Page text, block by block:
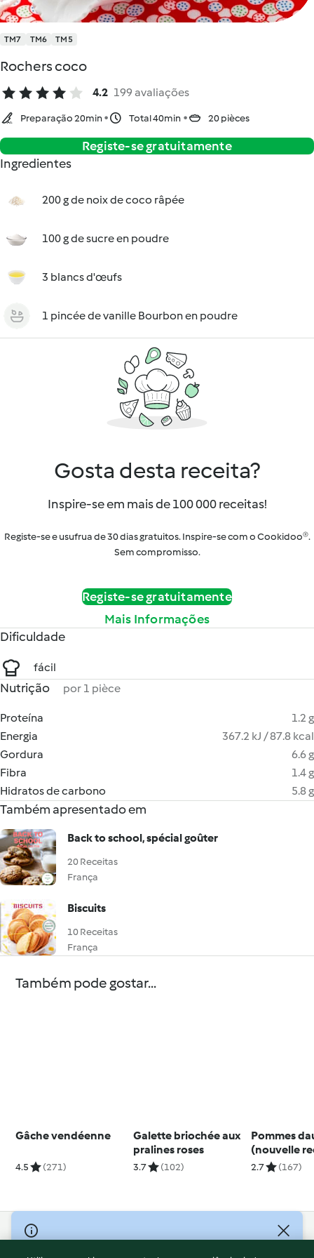
TM7 TM6 TM5
Rochers coco
4.2 199 avaliações
Preparação 20min Total 40min 20 pièces
Registe-se gratuitamente
Ingredientes
200 g de noix de coco râpée
100 g de sucre en poudre
3 blancs d'œufs
1 pincée de vanille Bourbon en poudre
Gosta desta receita?
Inspire-se em mais de 100 000 receitas!
Registe-se e usufrua de 30 dias gratuitos. Inspire-se com o Cookidoo®.
Sem compromisso.
Registe-se gratuitamente
Mais Informações
Dificuldade
fácil
Nutrição por 1 pièce
Proteína
1.2 g
Energia
367.2 kJ / 87.8 kcal
Gordura
6.6 g
Fibra
1.4 g
Hidratos de carbono
5.8 g
Também apresentado em
Back to school, spécial goûter
20 Receitas
França
Biscuits
10 Receitas
França
Também pode gostar...
Gâche vendéenne
4.5 (271)
Galette briochée aux
pralines roses
3.7 (102)
Pommes
(nouvelle
2.7 (167)
© Copyright 2026